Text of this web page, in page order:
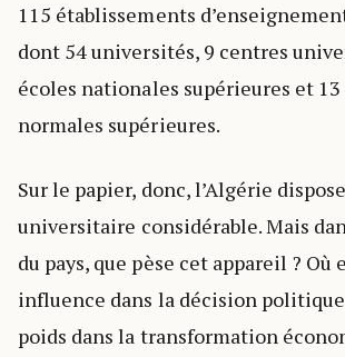
115 établissements
dont 54 universités, 9 centres
écoles nationales supérieures et 13
normales supérieures.
Sur le papier, donc, l’Algérie
universitaire considérable. Mais
du pays, que pèse cet appareil ? Où
influence dans la décision politique
poids dans la transformation